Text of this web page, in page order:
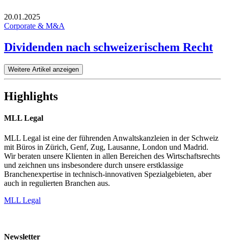
20.01.2025
Corporate & M&A
Dividenden nach schweizerischem Recht
Weitere Artikel anzeigen
Highlights
MLL Legal
MLL Legal ist eine der führenden Anwaltskanzleien in der Schweiz
mit Büros in Zürich, Genf, Zug, Lausanne, London und Madrid.
Wir beraten unsere Klienten in allen Bereichen des Wirtschaftsrechts
und zeichnen uns insbesondere durch unsere erstklassige
Branchenexpertise in technisch-innovativen Spezialgebieten, aber
auch in regulierten Branchen aus.
MLL Legal
Newsletter